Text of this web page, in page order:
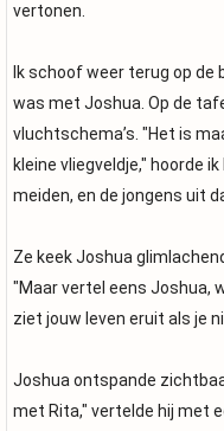
vertonen.
Ik schoof weer terug op de
was met Joshua. Op de
vluchtschema’s. "Het is
kleine vliegveldje," hoorde
meiden, en de jongens uit
Ze keek Joshua
"Maar vertel eens Joshua,
ziet jouw leven eruit als je
Joshua ontspande
met Rita," vertelde hij met